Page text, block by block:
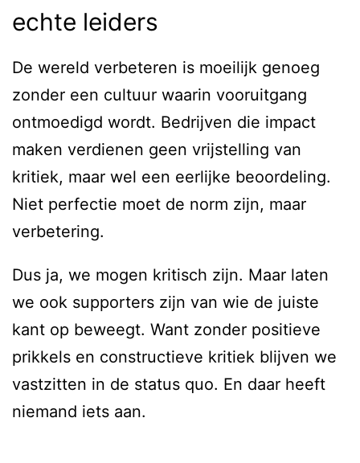
echte leiders
De wereld verbeteren is moeilijk genoeg
zonder een cultuur waarin vooruitgang
ontmoedigd wordt. Bedrijven die impact
maken verdienen geen vrijstelling van
kritiek, maar wel een eerlijke beoordeling.
Niet perfectie moet de norm zijn, maar
verbetering.
Dus ja, we mogen kritisch zijn. Maar laten
we ook supporters zijn van wie de juiste
kant op beweegt. Want zonder positieve
prikkels en constructieve kritiek blijven we
vastzitten in de status quo. En daar heeft
niemand iets aan.